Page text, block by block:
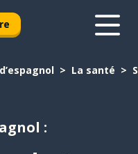
La santé
: